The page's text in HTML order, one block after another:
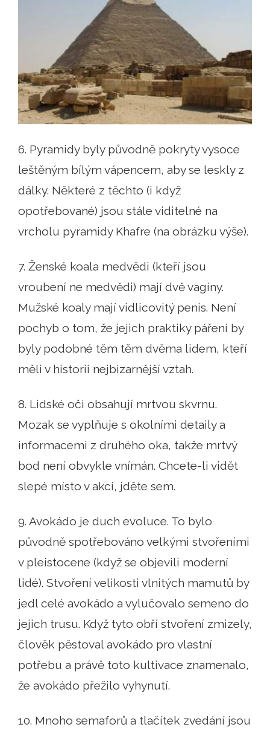
6. Pyramidy byly původně pokryty vysoce
leštěným bílým vápencem, aby se leskly z
dálky. Některé z těchto (i když
opotřebované) jsou stále viditelné na
vrcholu pyramidy Khafre (na obrázku výše).
7. Ženské koala medvědi (kteří jsou
vroubení ne medvědi) mají dvě vagíny.
Mužské koaly mají vidlicovitý penis. Není
pochyb o tom, že jejich praktiky páření by
byly podobné těm těm dvěma lidem, kteří
měli v historii nejbizarnější vztah.
8. Lidské oči obsahují mrtvou skvrnu.
Mozak se vyplňuje s okolními detaily a
informacemi z druhého oka, takže mrtvý
bod není obvykle vnímán. Chcete-li vidět
slepé místo v akci, jděte sem.
9. Avokádo je duch evoluce. To bylo
původně spotřebováno velkými stvořeními
v pleistocene (když se objevili moderní
lidé). Stvoření velikosti vlnitých mamutů by
jedl celé avokádo a vylučovalo semeno do
jejich trusu. Když tyto obří stvoření zmizely,
člověk pěstoval avokádo pro vlastní
potřebu a právě toto kultivace znamenalo,
že avokádo přežilo vyhynutí.
10. Mnoho semaforů a tlačítek zvedání jsou